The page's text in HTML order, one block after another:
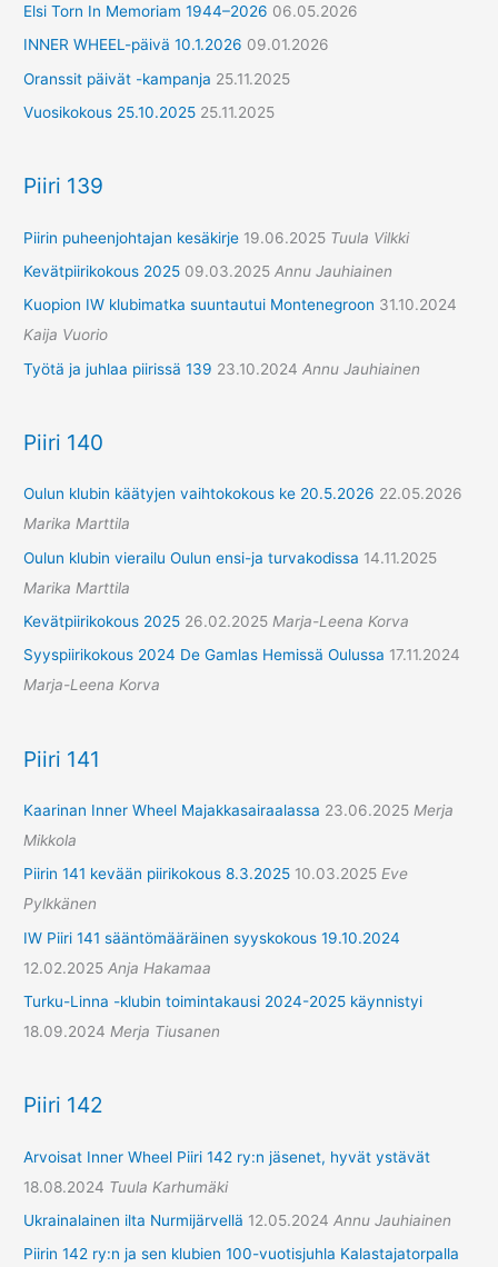
Elsi Torn In Memoriam 1944–2026 06.05.2026
INNER WHEEL-päivä 10.1.2026 09.01.2026
Oranssit päivät -kampanja 25.11.2025
Vuosikokous 25.10.2025 25.11.2025
Piiri 139
Piirin puheenjohtajan kesäkirje 19.06.2025 Tuula Vilkki
Kevätpiirikokous 2025 09.03.2025 Annu Jauhiainen
Kuopion IW klubimatka suuntautui Montenegroon 31.10.2024
Kaija Vuorio
Työtä ja juhlaa piirissä 139 23.10.2024 Annu Jauhiainen
Piiri 140
Oulun klubin käätyjen vaihtokokous ke 20.5.2026 22.05.2026
Marika Marttila
Oulun klubin vierailu Oulun ensi-ja turvakodissa 14.11.2025
Marika Marttila
Kevätpiirikokous 2025 26.02.2025 Marja-Leena Korva
Syyspiirikokous 2024 De Gamlas Hemissä Oulussa 17.11.2024
Marja-Leena Korva
Piiri 141
Kaarinan Inner Wheel Majakkasairaalassa 23.06.2025 Merja
Mikkola
Piirin 141 kevään piirikokous 8.3.2025 10.03.2025 Eve
Pylkkänen
IW Piiri 141 sääntömääräinen syyskokous 19.10.2024
12.02.2025 Anja Hakamaa
Turku-Linna -klubin toimintakausi 2024-2025 käynnistyi
18.09.2024 Merja Tiusanen
Piiri 142
Arvoisat Inner Wheel Piiri 142 ry:n jäsenet, hyvät ystävät
18.08.2024 Tuula Karhumäki
Ukrainalainen ilta Nurmijärvellä 12.05.2024 Annu Jauhiainen
Piirin 142 ry:n ja sen klubien 100-vuotisjuhla Kalastajatorpalla